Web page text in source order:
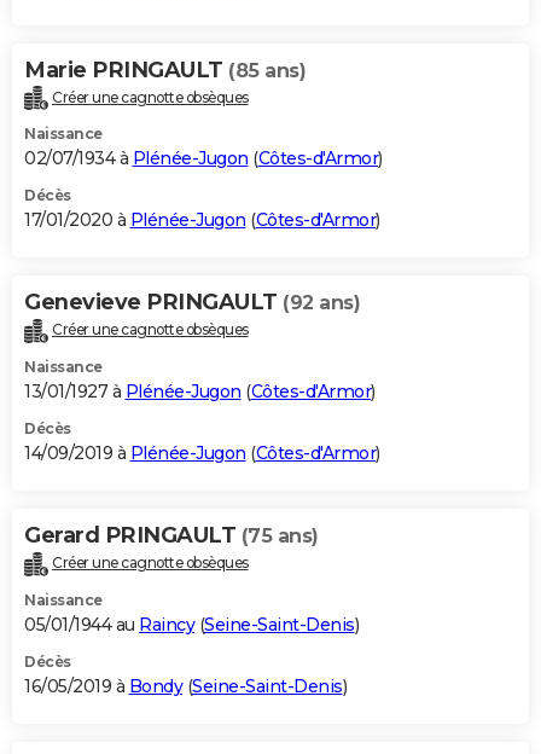
Marie PRINGAULT (85 ans)
Créer une cagnotte obsèques
Naissance
02/07/1934 à Plénée-Jugon (Côtes-d'Armor)
Décès
17/01/2020 à Plénée-Jugon (Côtes-d'Armor)
Genevieve PRINGAULT (92 ans)
Créer une cagnotte obsèques
Naissance
13/01/1927 à Plénée-Jugon (Côtes-d'Armor)
Décès
14/09/2019 à Plénée-Jugon (Côtes-d'Armor)
Gerard PRINGAULT (75 ans)
Créer une cagnotte obsèques
Naissance
05/01/1944 au Raincy(Seine-Saint-Denis)
Décès
16/05/2019 à Bondy(Seine-Saint-Denis)